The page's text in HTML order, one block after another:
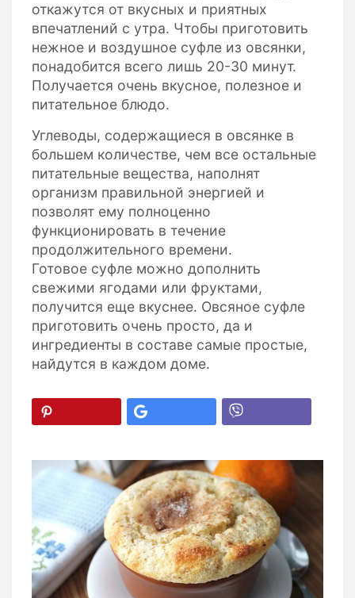
откажутся от вкусных и приятных
впечатлений с утра. Чтобы приготовить
нежное и воздушное суфле из овсянки,
понадобится всего лишь 20-30 минут.
Получается очень вкусное, полезное и
питательное блюдо.
Углеводы, содержащиеся в овсянке в
большем количестве, чем все остальные
питательные вещества, наполнят
организм правильной энергией и
позволят ему полноценно
функционировать в течение
продолжительного времени.
Готовое суфле можно дополнить
свежими ягодами или фруктами,
получится еще вкуснее. Овсяное суфле
приготовить очень просто, да и
ингредиенты в составе самые простые,
найдутся в каждом доме.